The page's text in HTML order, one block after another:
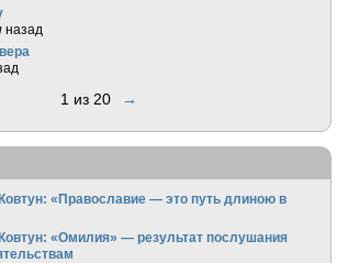
назад
1 из 20 →
«Православие — это путь длиною в
«Омилия» — результат послушания